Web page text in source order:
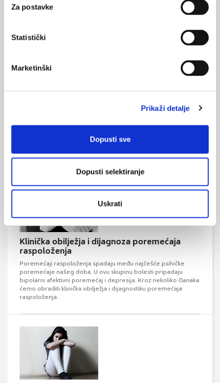
Za postavke
Statistički
Marketinški
Prikaži detalje
Dopusti sve
Dopusti selektiranje
Uskrati
Probir i rana detekcija psihičkih odstupanja/poremećaja kod
djece u predškolskim ustanovama i adolescenata u osnovnim
Nedostatak uvida kod oboljelih od
etiološki koncepti i terapijske implikacije objavljene u
Klinička obilježja i dijagnoza poremećaja
raspoloženja
Poremećaji raspoloženja spadaju među najčešće psihičke
poremećaje našeg doba. U ovu skupinu bolesti pripadaju
bipolarni afektivni poremećaj i depresija. Kroz nekoliko članaka
ćemo obraditi klinička obilježja i dijagnostiku poremećaja
raspoloženja.